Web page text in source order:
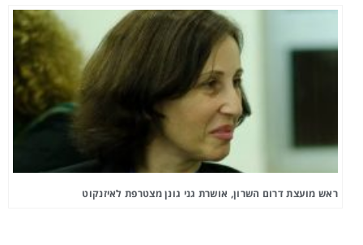
ראש מועצת דרום השרון, אושרת גני גונן מצטרפת לאיזנקוט